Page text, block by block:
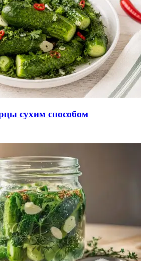
сухим способом